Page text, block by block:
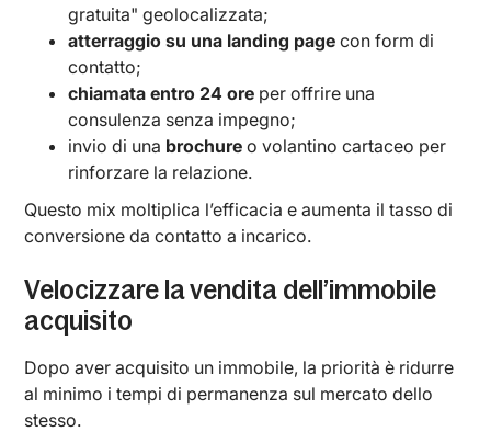
gratuita" geolocalizzata;
atterraggio su una landing page con form di
contatto;
chiamata entro 24 ore per offrire una
consulenza senza impegno;
invio di una brochureo volantino cartaceo per
rinforzare la relazione.
Questo mix moltiplica l’efficacia e aumenta il tasso di
conversione da contatto a incarico.
Velocizzare la vendita dell’immobile
acquisito
Dopo aver acquisito un immobile, la priorità è ridurre
al minimo i tempi di permanenza sul mercato dello
stesso.